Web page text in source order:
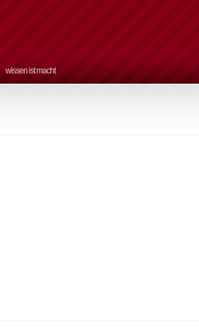
wissen ist macht